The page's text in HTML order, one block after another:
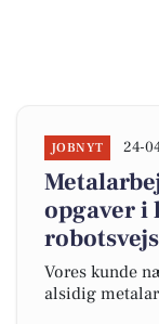
JOBNYT 24-
opgaver i
Vores kunde
alsidig